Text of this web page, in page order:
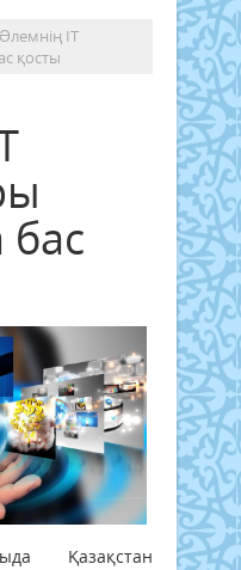
IT
қосты
Қазақстан